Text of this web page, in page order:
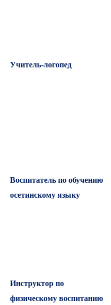
Учитель-логопед
Воспитатель по обучению
осетинскому языку
Инструктор по
физическому воспитанию